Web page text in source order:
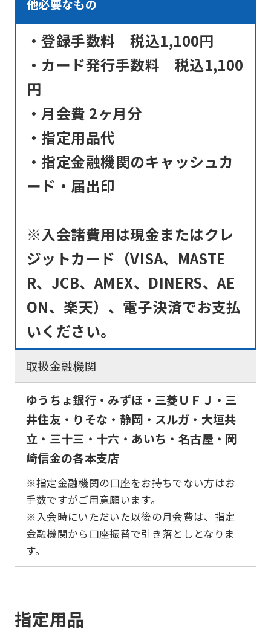
他必要なもの
・登録手数料 税込1,100円
・カード発行手数料 税込1,100
円
・月会費 2ヶ月分
・指定用品代
・指定金融機関のキャッシュカ
ード・届出印
※入会諸費用は現金またはクレ
ジットカード（VISA、MASTE
R、JCB、AMEX、DINERS、AE
ON、楽天）、電子決済でお支払
いください。
取扱金融機関
ゆうちょ銀行・みずほ・三菱ＵＦＪ・三
井住友・りそな・静岡・スルガ・大垣共
立・三十三・十六・あいち・名古屋・岡
崎信金の各本支店
※指定金融機関の口座をお持ちでない方はお
手数ですがご用意願います。
※入会時にいただいた以後の月会費は、指定
金融機関から口座振替で引き落としとなりま
す。
指定用品
this
before
using